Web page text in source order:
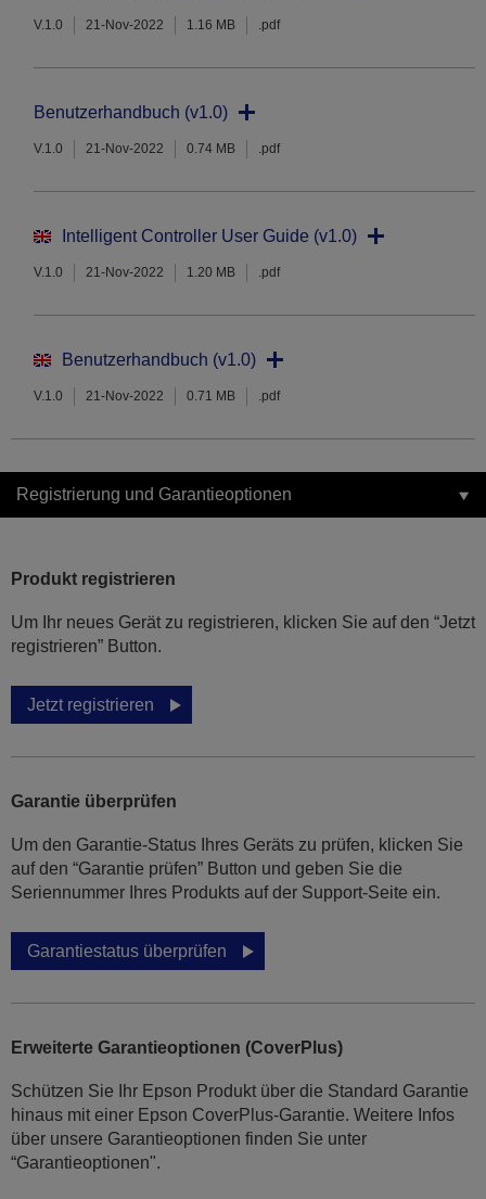
V.1.0 21-Nov-2022 1.16 MB .pdf
Benutzerhandbuch (v1.0)
V.1.0 21-Nov-2022 0.74 MB .pdf
Intelligent Controller User Guide (v1.0)
V.1.0 21-Nov-2022 1.20 MB .pdf
Benutzerhandbuch (v1.0)
V.1.0 21-Nov-2022 0.71 MB .pdf
Registrierung und Garantieoptionen
Produkt registrieren
Um Ihr neues Gerät zu registrieren, klicken Sie auf den “Jetzt
registrieren” Button.
Jetzt registrieren
Garantie überprüfen
Um den Garantie-Status Ihres Geräts zu prüfen, klicken Sie
auf den “Garantie prüfen” Button und geben Sie die
Seriennummer Ihres Produkts auf der Support-Seite ein.
Garantiestatus überprüfen
Erweiterte Garantieoptionen (CoverPlus)
Schützen Sie Ihr Epson Produkt über die Standard Garantie
hinaus mit einer Epson CoverPlus-Garantie. Weitere Infos
über unsere Garantieoptionen finden Sie unter
“Garantieoptionen".